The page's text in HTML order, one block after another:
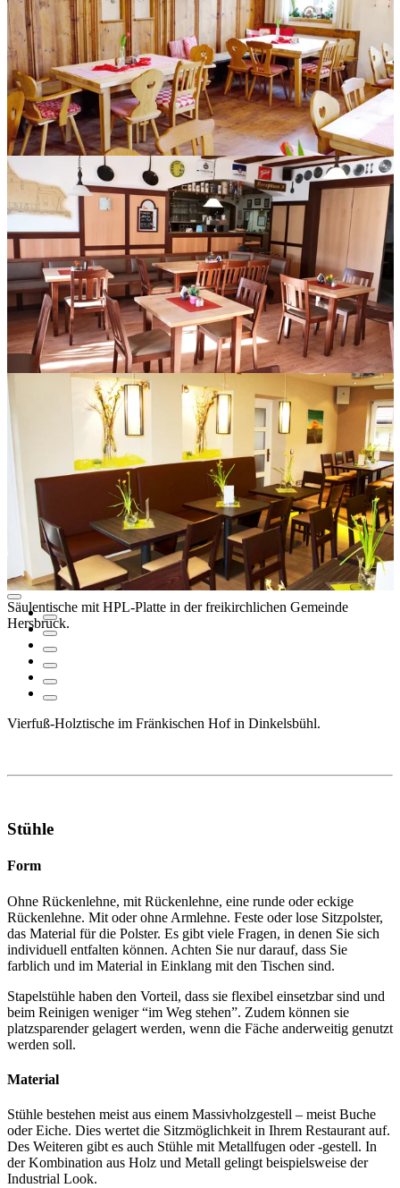
Holztische im Wirtshaus beim Füchsle in Kirch-Siebnach.
Vierfuß-Holztische im Fränkischen Hof in Dinkelsbühl.
Säulentische mit HPL-Platte in der freikirchlichen Gemeinde
Hersbruck.
Vierfuß-Holztische im Fränkischen Hof in Dinkelsbühl.
Stühle
Form
Ohne Rückenlehne, mit Rückenlehne, eine runde oder eckige
Rückenlehne. Mit oder ohne Armlehne. Feste oder lose Sitzpolster,
das Material für die Polster. Es gibt viele Fragen, in denen Sie sich
individuell entfalten können. Achten Sie nur darauf, dass Sie
farblich und im Material in Einklang mit den Tischen sind.
Stapelstühle haben den Vorteil, dass sie flexibel einsetzbar sind und
beim Reinigen weniger “im Weg stehen”. Zudem können sie
platzsparender gelagert werden, wenn die Fäche anderweitig genutzt
werden soll.
Material
Stühle bestehen meist aus einem Massivholzgestell – meist Buche
oder Eiche. Dies wertet die Sitzmöglichkeit in Ihrem Restaurant auf.
Des Weiteren gibt es auch Stühle mit Metallfugen oder -gestell. In
der Kombination aus Holz und Metall gelingt beispielsweise der
Industrial Look.